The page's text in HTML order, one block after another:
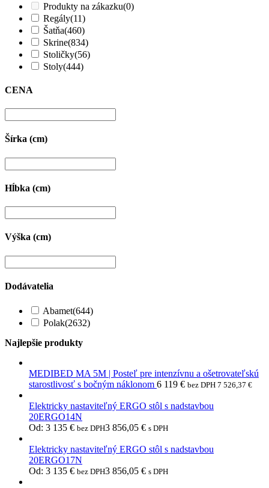
Produkty na zákazku(0)
Regály(11)
Šatňa(460)
Skrine(834)
Stoličky(56)
Stoly(444)
CENA
Šírka (cm)
Hĺbka (cm)
Výška (cm)
Dodávatelia
Abamet(644)
Polak(2632)
Najlepšie produkty
MEDIBED MA 5M | Posteľ pre intenzívnu a ošetrovateľskú
starostlivosť s bočným náklonom 6 119 € bez DPH 7 526,37 €
Elektricky nastaviteľný ERGO stôl s nadstavbou
20ERGO14N
Od: 3 135 € bez DPH3 856,05 € s DPH
Elektricky nastaviteľný ERGO stôl s nadstavbou
20ERGO17N
Od: 3 135 € bez DPH3 856,05 € s DPH